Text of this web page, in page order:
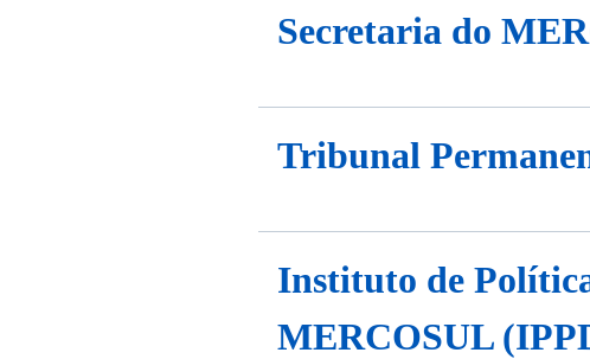
Secretaria do
Tribunal
Instituto de
MERCOSUL